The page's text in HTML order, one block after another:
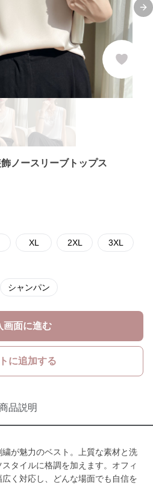
ノースリーブトップス
XL 2XL 3XL
シャンパン
画面に進む
に追加する
品説明
が魅力のベスト。上質な素材と洗
タイルに格調を加えます。オフィ
く対応し、どんな場面でも自信を